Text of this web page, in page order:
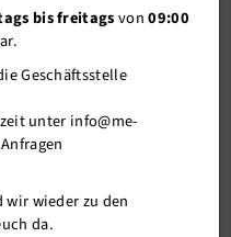
bis freitagsvon09:00
Geschäftsstelle
unter info@me-
wir wieder zu den
da.